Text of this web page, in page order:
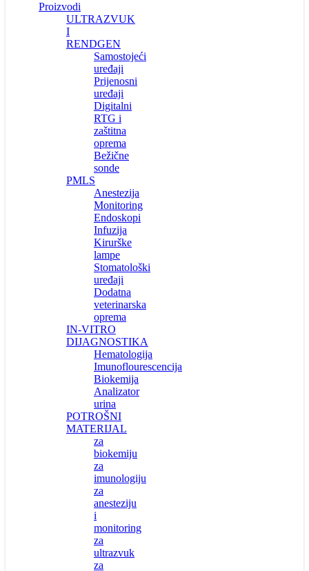
Proizvodi
ULTRAZVUK
I
RENDGEN
Samostojeći
uređaji
Prijenosni
uređaji
Digitalni
RTG i
zaštitna
oprema
Bežične
sonde
PMLS
Anestezija
Monitoring
Endoskopi
Infuzija
Kirurške
lampe
Stomatološki
uređaji
Dodatna
veterinarska
oprema
IN-VITRO
DIJAGNOSTIKA
Hematologija
Imunoflourescencija
Biokemija
Analizator
urina
POTROŠNI
MATERIJAL
za
biokemiju
za
imunologiju
za
anesteziju
i
monitoring
za
ultrazvuk
za